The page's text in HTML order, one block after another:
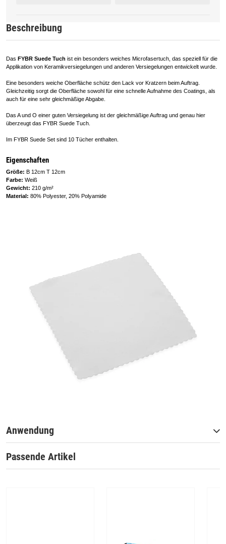
Beschreibung
Das FYBR Suede Tuch ist ein besonders weiches Microfasertuch, das speziell für die
Applikation von Keramikversiegelungen und anderen Versiegelungen entwickelt wurde.
Eine besonders weiche Oberfläche schütz den Lack vor Kratzern beim Auftrag.
Gleichzeitig sorgt die Oberfläche sowohl für eine schnelle Aufnahme des Coatings, als
auch für eine sehr gleichmäßige Abgabe.
Das A und O einer guten Versiegelung ist der gleichmäßige Auftrag und genau hier
überzeugt das FYBR Suede Tuch.
Im FYBR Suede Set sind 10 Tücher enthalten.
Eigenschaften
Größe: B 12cm T 12cm
Farbe: Weiß
Gewicht: 210 g/m²
Material: 80% Polyester, 20% Polyamide
Anwendung
Passende Artikel